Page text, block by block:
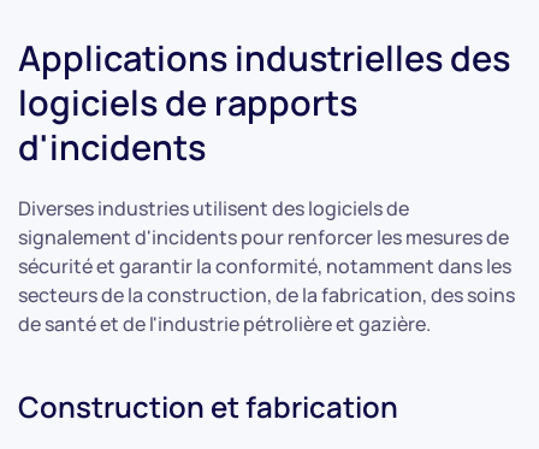
Applications industrielles des
logiciels de rapports
d'incidents
Diverses industries utilisent des logiciels de
signalement d'incidents pour renforcer les mesures de
sécurité et garantir la conformité, notamment dans les
secteurs de la construction, de la fabrication, des soins
de santé et de l'industrie pétrolière et gazière.
Construction et fabrication